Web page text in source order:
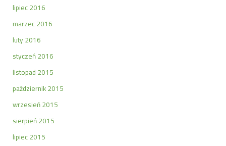
lipiec 2016
marzec 2016
luty 2016
styczeń 2016
listopad 2015
październik 2015
wrzesień 2015
sierpień 2015
lipiec 2015